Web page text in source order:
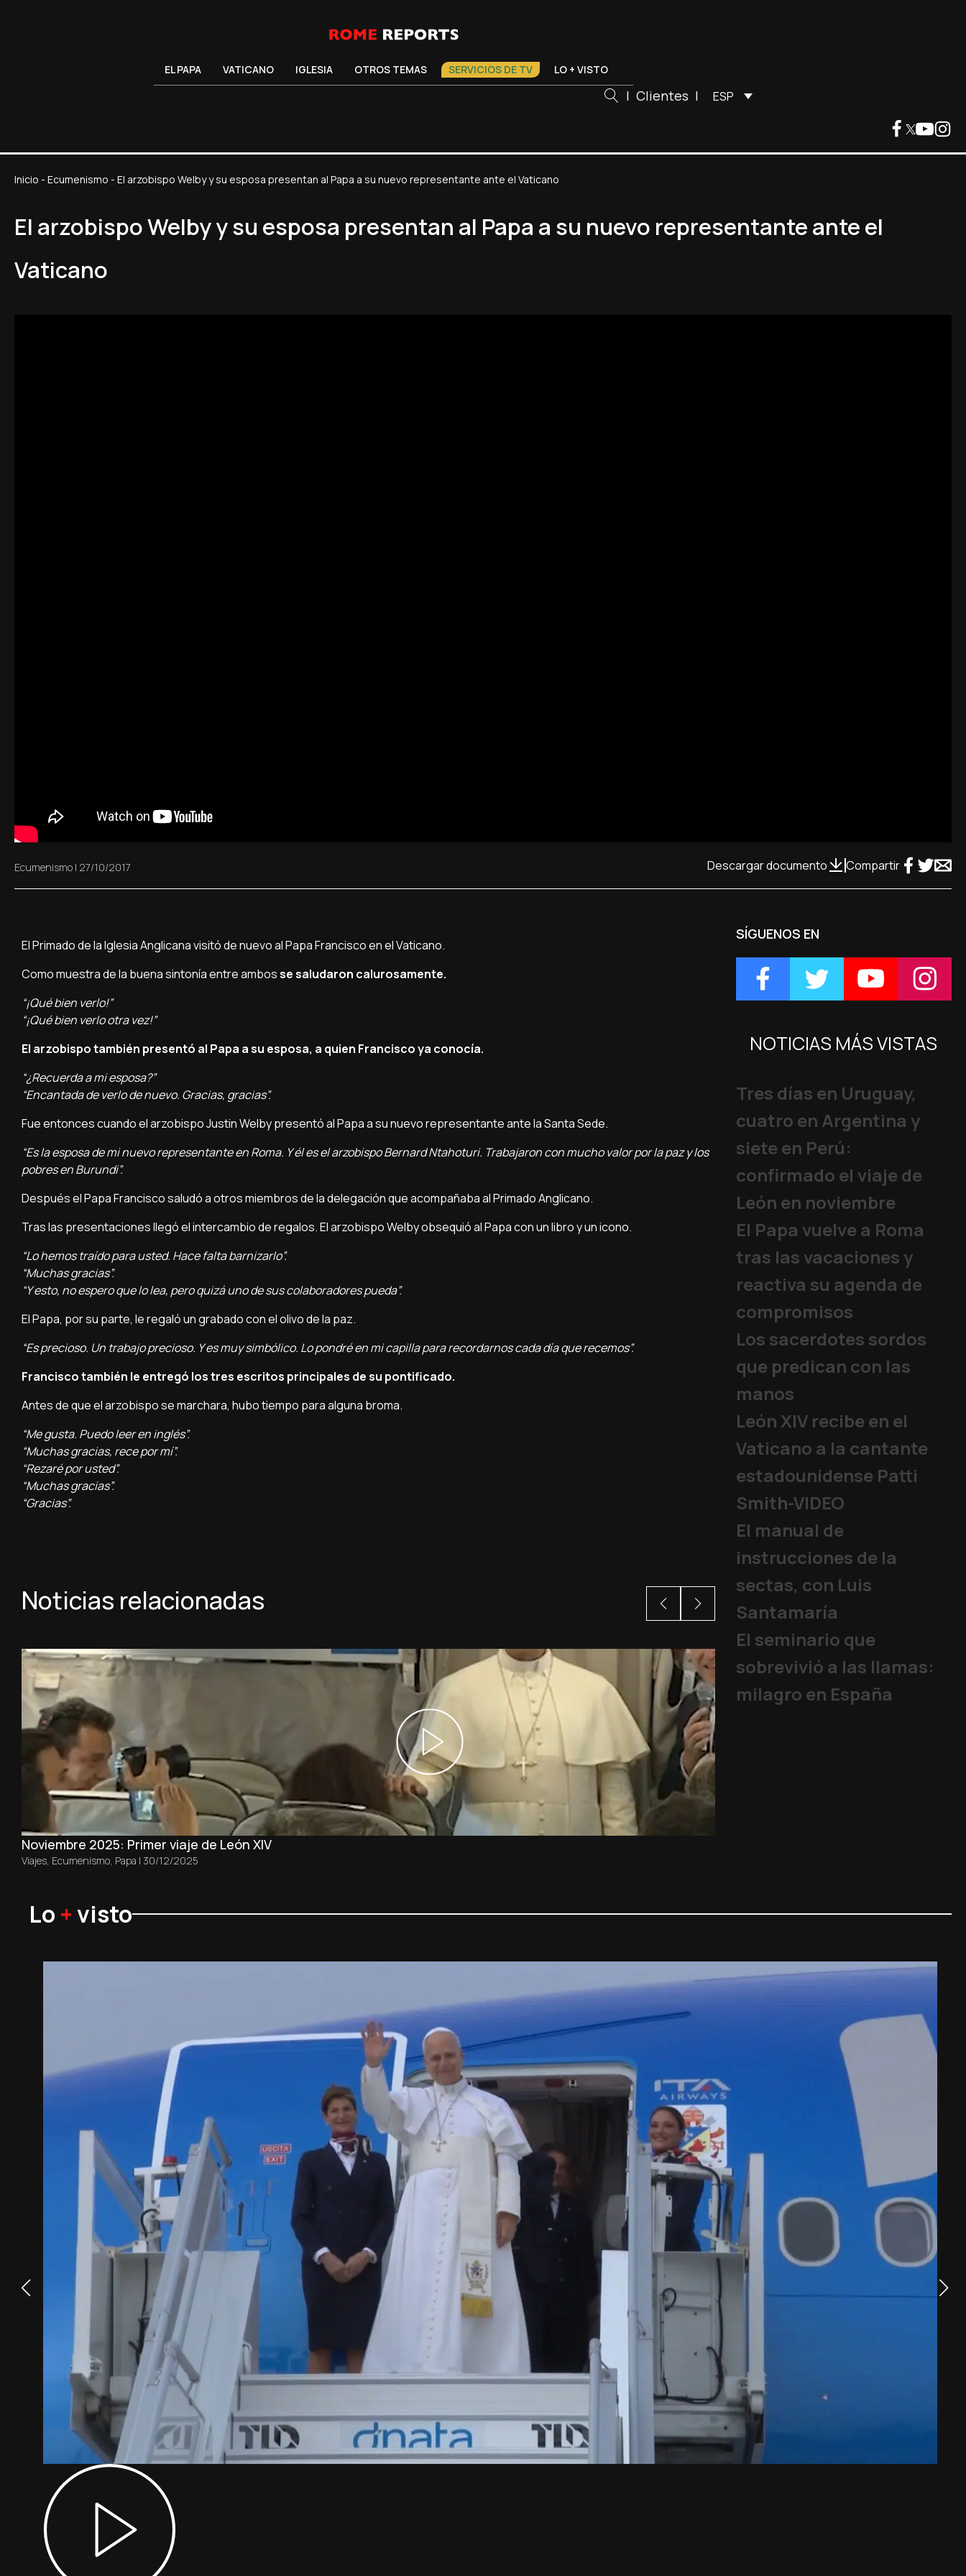
EL PAPA VATICANO IGLESIA OTROS TEMAS SERVICIOS DE TV LO + VISTO
| Clientes | ESP
Inicio - Ecumenismo - El arzobispo Welby y su esposa presentan al Papa a su nuevo representante ante el Vaticano
El arzobispo Welby y su esposa presentan al Papa a su nuevo representante ante el
Vaticano
Ecumenismo | 27/10/2017 Descargar documento Compartir
El Primado de la Iglesia Anglicana visitó de nuevo al Papa Francisco en el Vaticano.
Como muestra de la buena sintonía entre ambosse saludaron calurosamente.
“¡Qué bien verlo!”
“¡Qué bien verlo otra vez!”
El arzobispo también presentó al Papa a su esposa, a quien Francisco ya conocía.
“¿Recuerda a mi esposa?”
“Encantada de verlo de nuevo. Gracias, gracias”.
Fue entonces cuando el arzobispo Justin Welby presentó al Papa a su nuevo representante ante la Santa Sede.
“Es la esposa de mi nuevo representante en Roma. Y él es el arzobispo Bernard Ntahoturi. Trabajaron con mucho valor por la paz y los
pobres en Burundi”.
Después el Papa Francisco saludó a otros miembros de la delegación que acompañaba al Primado Anglicano.
Tras las presentaciones llegó el intercambio de regalos. El arzobispo Welby obsequió al Papa con un libro y un icono.
“Lo hemos traído para usted. Hace falta barnizarlo”.
“Muchas gracias”.
“Y esto, no espero que lo lea, pero quizá uno de sus colaboradores pueda”.
El Papa, por su parte, le regaló un grabado con el olivo de la paz.
“Es precioso. Un trabajo precioso. Y es muy simbólico. Lo pondré en mi capilla para recordarnos cada día que recemos”.
Francisco también le entregó los tres escritos principales de su pontificado.
Antes de que el arzobispo se marchara, hubo tiempo para alguna broma.
“Me gusta. Puedo leer en inglés”.
“Muchas gracias, rece por mí”.
“Rezaré por usted”.
“Muchas gracias”.
“Gracias”.
Noticias relacionadas
Noviembre 2025: Primer viaje de León XIV
Viajes Ecumenismo Papa | 30/12/2025
SÍGUENOS EN
NOTICIAS MÁS VISTAS
Tres días en Uruguay,
cuatro en Argentina y
siete en Perú:
confirmado el viaje de
León en noviembre
El Papa vuelve a Roma
tras las vacaciones y
reactiva su agenda de
compromisos
Los sacerdotes sordos
que predican con las
manos
León XIV recibe en el
Vaticano a la cantante
estadounidense Patti
Smith-VIDEO
El manual de
instrucciones de la
sectas, con Luis
Santamaría
El seminario que
sobrevivió a las llamas:
milagro en España
Lo +visto